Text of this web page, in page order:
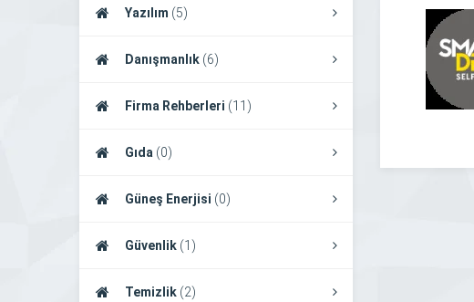
Yazılım (5)
Danışmanlık (6)
Firma Rehberleri (11)
Gıda (0)
Güneş Enerjisi (0)
Güvenlik (1)
Temizlik (2)